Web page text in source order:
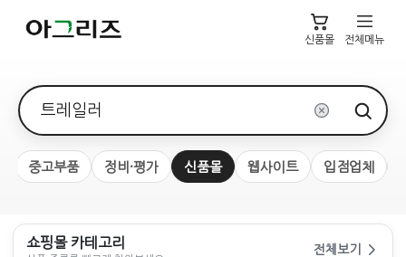
신품몰 전체메뉴
검색어
중고부품 정비·평가 신품몰 웹사이트 입점업체
쇼핑몰 카테고리
전체보기